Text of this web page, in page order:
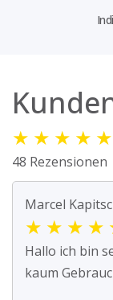
★ ★ ★ ★ ★
48 Rezensionen
Marcel
★ ★ ★ ★
Hallo ich bin
kaum